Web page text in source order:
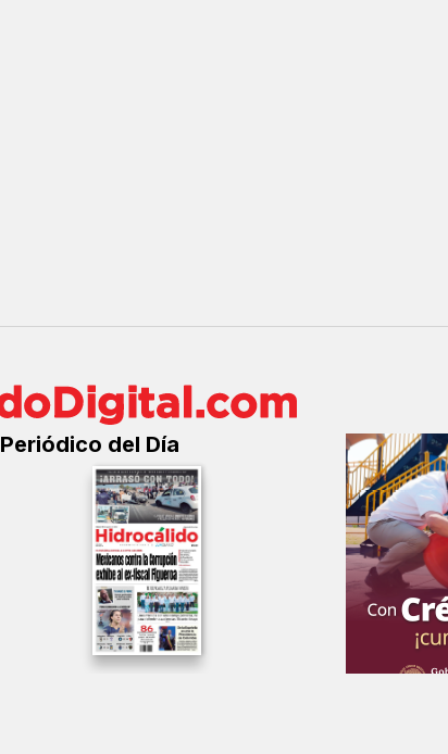
Periódico del Día